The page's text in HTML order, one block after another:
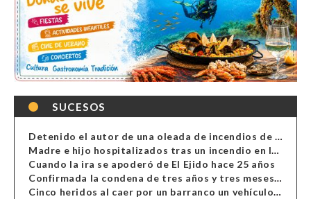
SUCESOS
Detenido el autor de una oleada de incendios de contenedores en Almería
Madre e hijo hospitalizados tras un incendio en la cocina de una vivienda en Almería
Cuando la ira se apoderó de El Ejido hace 25 años
Confirmada la condena de tres años y tres meses al hombre de Antas acusado de xenofobia
Cinco heridos al caer por un barranco un vehículo en Alcolea